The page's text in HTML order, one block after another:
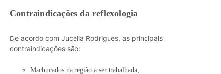
Contraindicações da reflexologia
De acordo com Jucélia Rodrigues, as principais
contraindicações são:
Machucados na região a ser trabalhada;